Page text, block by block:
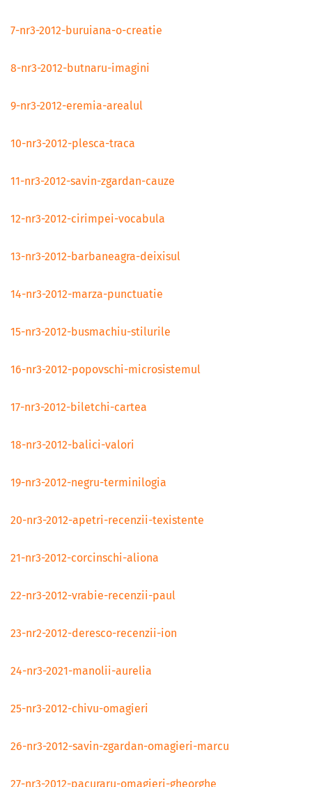
7-nr3-2012-buruiana-o-creatie
8-nr3-2012-butnaru-imagini
9-nr3-2012-eremia-arealul
10-nr3-2012-plesca-traca
11-nr3-2012-savin-zgardan-cauze
12-nr3-2012-cirimpei-vocabula
13-nr3-2012-barbaneagra-deixisul
14-nr3-2012-marza-punctuatie
15-nr3-2012-busmachiu-stilurile
16-nr3-2012-popovschi-microsistemul
17-nr3-2012-biletchi-cartea
18-nr3-2012-balici-valori
19-nr3-2012-negru-terminilogia
20-nr3-2012-apetri-recenzii-texistente
21-nr3-2012-corcinschi-aliona
22-nr3-2012-vrabie-recenzii-paul
23-nr2-2012-deresco-recenzii-ion
24-nr3-2021-manolii-aurelia
25-nr3-2012-chivu-omagieri
26-nr3-2012-savin-zgardan-omagieri-marcu
27-nr3-2012-pacuraru-omagieri-gheorghe